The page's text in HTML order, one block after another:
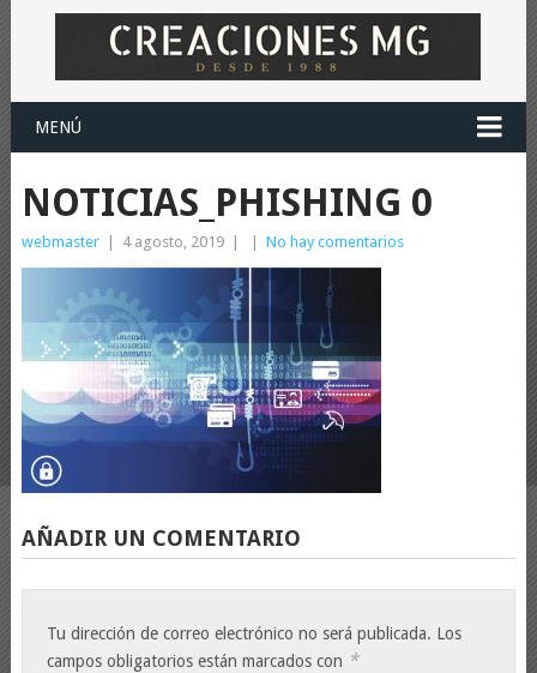
MENÚ
NOTICIAS_PHISHING 0
webmaster 4 agosto, 2019 No hay comentarios
AÑADIR UN COMENTARIO
Tu dirección de correo electrónico no será publicada. Los
campos obligatorios están marcados con *